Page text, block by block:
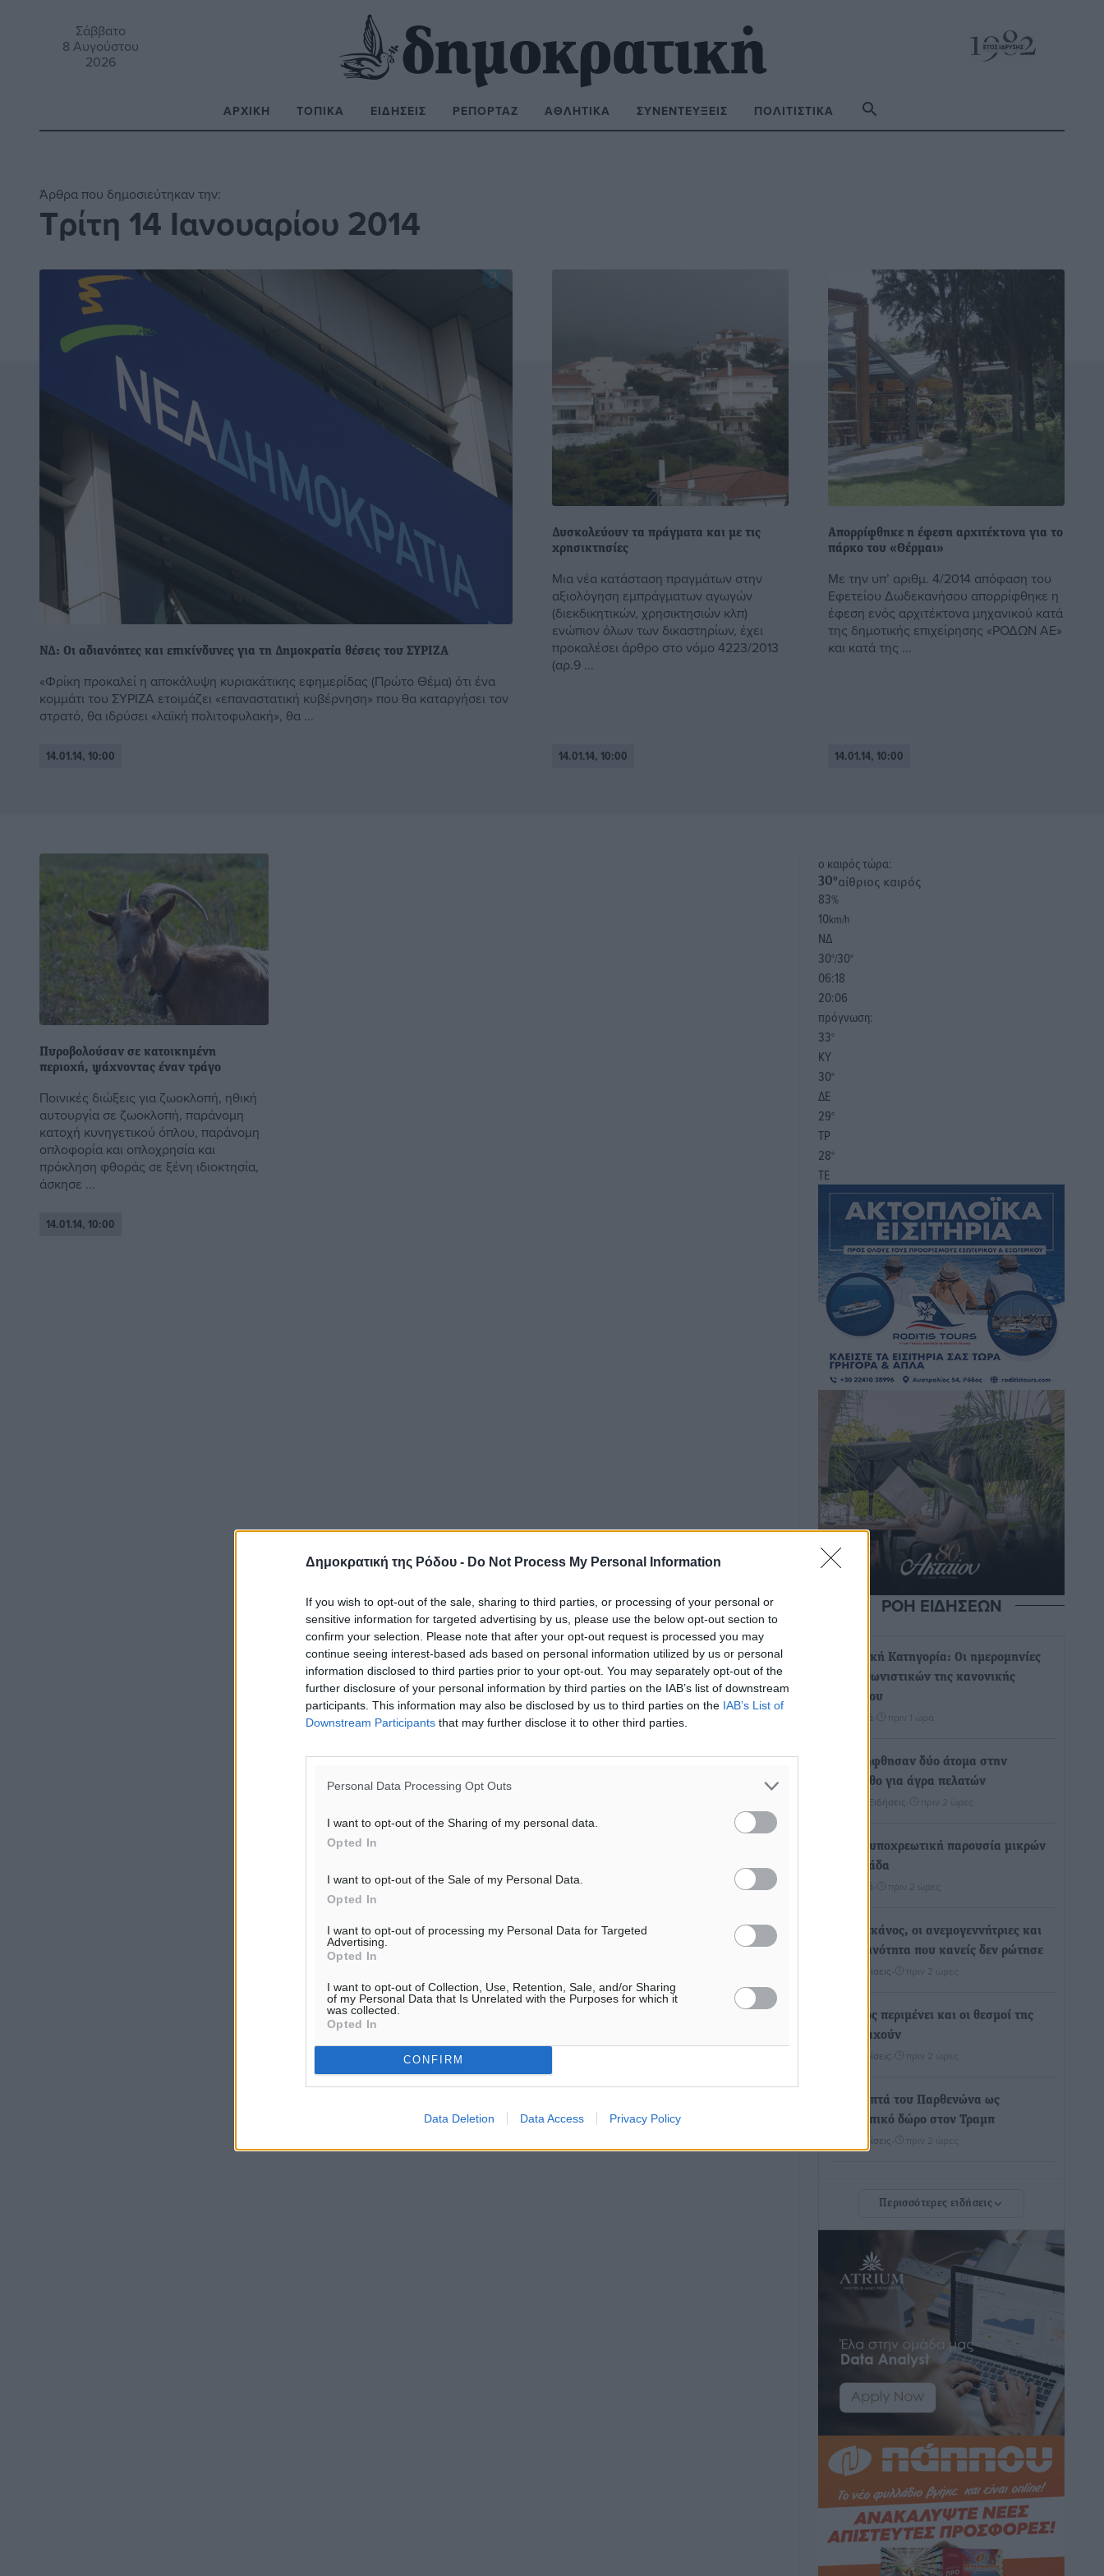
Δημοκρατική της Ρόδου - Do Not Process My Personal Information
If you wish to opt-out of the sale, sharing to third parties, or processing of your personal or
sensitive information for targeted advertising by us, please use the below opt-out section to
confirm your selection. Please note that after your opt-out request is processed you may
continue seeing interest-based ads based on personal information utilized by us or personal
information disclosed to third parties prior to your opt-out. You may separately opt-out of the
further disclosure of your personal information by third parties on the IAB’s list of downstream
participants. This information may also be disclosed by us to third parties on the IAB’s List of
Downstream Participants that may further disclose it to other third parties.
Personal Data Processing Opt Outs
I want to opt-out of the Sharing of my personal data.
Opted In
I want to opt-out of the Sale of my Personal Data.
Opted In
I want to opt-out of processing my Personal Data for Targeted
Advertising.
Opted In
I want to opt-out of Collection, Use, Retention, Sale, and/or Sharing
of my Personal Data that Is Unrelated with the Purposes for which it
was collected.
Opted In
CONFIRM
Data Deletion Data Access Privacy Policy
Σάββατο
8 Αυγούστου
2026
ΑΡΧΙΚΉ ΤΟΠΙΚΆ ΕΙΔΉΣΕΙΣ ΡΕΠΟΡΤΆΖ ΑΘΛΗΤΙΚΆ ΣΥΝΕΝΤΕΎΞΕΙΣ ΠΟΛΙΤΙΣΤΙΚΆ
Άρθρα που δημοσιεύτηκαν την:
Τρίτη 14 Ιανουαρίου 2014
ΝΔ: Οι αδιανόητες και επικίνδυνες για τη Δημοκρατία θέσεις του ΣΥΡΙΖΑ
«Φρίκη προκαλεί η αποκάλυψη κυριακάτικης εφημερίδας (Πρώτο Θέμα) ότι ένα
κομμάτι του ΣΥΡΙΖΑ ετοιμάζει «επαναστατική κυβέρνηση» που θα καταργήσει τον
στρατό, θα ιδρύσει «λαϊκή πολιτοφυλακή», θα ...
14.01.14, 10:00
Δυσκολεύουν τα πράγματα και με τις
χρησικτησίες
Μια νέα κατάσταση πραγμάτων στην
αξιολόγηση εμπράγματων αγωγών
(διεκδικητικών, χρησικτησιών κλπ)
ενώπιον όλων των δικαστηρίων, έχει
προκαλέσει άρθρο στο νόμο 4223/2013
(αρ.9 ...
14.01.14, 10:00
Απορρίφθηκε η έφεση αρχιτέκτονα για το
πάρκο του «Θέρμαι»
Με την υπ’ αριθμ. 4/2014 απόφαση του
Εφετείου Δωδεκανήσου απορρίφθηκε η
έφεση ενός αρχιτέκτονα μηχανικού κατά
της δημοτικής επιχείρησης «ΡΟΔΩΝ ΑΕ»
και κατά της ...
14.01.14, 10:00
Πυροβολούσαν σε κατοικημένη
περιοχή, ψάχνοντας έναν τράγο
Ποινικές διώξεις για ζωοκλοπή, ηθική
αυτουργία σε ζωοκλοπή, παράνομη
κατοχή κυνηγετικού όπλου, παράνομη
οπλοφορία και οπλοχρησία και
πρόκληση φθοράς σε ξένη ιδιοκτησία,
άσκησε ...
14.01.14, 10:00
o καιρός τώρα:
30°αίθριος καιρός
83%
10km/h
ΝΔ
30°/30°
06:18
20:06
πρόγνωση:
33°
ΚΥ
30°
ΔΕ
29°
ΤΡ
28°
ΤΕ
ΡΟΗ ΕΙΔΗΣΕΩΝ
Γ’ Εθνική Κατηγορία: Οι ημερομηνίες
των αγωνιστικών της κανονικής
περιόδου
Αθλητικά πριν 1 ώρα
Συνελήφθησαν δύο άτομα στην
Κάρπαθο για άγρα πελατών
Τοπικές Ειδήσεις πριν 2 ώρες
Χωρίς υποχρεωτική παρουσία μικρών
στη 12άδα
Αθλητικά πριν 2 ώρες
Ο Πελεκάνος, οι ανεμογεννήτριες και
μια κοινότητα που κανείς δεν ρώτησε
Δημο-Κρίσεις πριν 2 ώρες
Η Ρόδος περιμένει και οι θεσμοί της
λογομαχούν
Δημο-Κρίσεις πριν 2 ώρες
Τα Γλυπτά του Παρθενώνα ως
προσωπικό δώρο στον Τραμπ
Δημο-Κρίσεις πριν 2 ώρες
λίστα των 7 θαυμάτων της αναμονής
ΣΕΤΕ: Σημαντική θεσμική εξέλιξη η
ΚΥΑ για το ΕΧΠ για τον τουρισμό
πριν 2 ώρες
Γ. Χατζημάρκος: “Δύο μεγάλες
δεσμεύσεις Γεωργιάδη” – Κίνητρα για
τους γιατρούς των νησιών και
συνεργασία Ρόδου με το Αττικόν για το
Ακτινοθεραπευτικό
Τοπικές Ειδήσεις • πριν 3 ώρες
Σούπερ μάρκετ: Διευρύνεται η εθνική
πρωτοβουλία για τις τιμές – Eρχονται
νέες συμμετοχές εταιρειών
πριν 3 ώρες
Περισσότερες ειδήσεις